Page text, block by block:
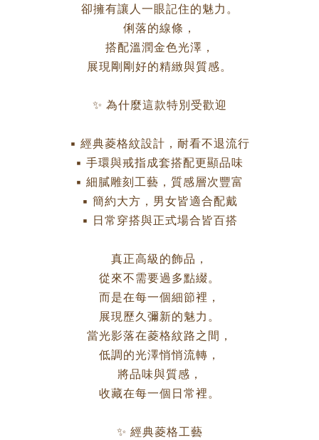
卻擁有讓人一眼記住的魅力。
俐落的線條，
搭配溫潤金色光澤，
展現剛剛好的精緻與質感。
✨ 為什麼這款特別受歡迎
▪ 經典菱格紋設計，耐看不退流行
▪ 手環與戒指成套搭配更顯品味
▪ 細膩雕刻工藝，質感層次豐富
▪ 簡約大方，男女皆適合配戴
▪ 日常穿搭與正式場合皆百搭
真正高級的飾品，
從來不需要過多點綴。
而是在每一個細節裡，
展現歷久彌新的魅力。
當光影落在菱格紋路之間，
低調的光澤悄悄流轉，
將品味與質感，
收藏在每一個日常裡。
✨ 經典菱格工藝